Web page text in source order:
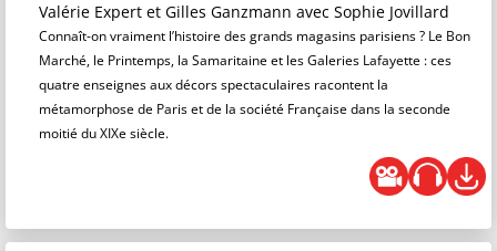
Valérie Expert et Gilles Ganzmann avec Sophie Jovillard
Connaît-on vraiment l’histoire des grands magasins parisiens ? Le Bon
Marché, le Printemps, la Samaritaine et les Galeries Lafayette : ces
quatre enseignes aux décors spectaculaires racontent la
métamorphose de Paris et de la société Française dans la seconde
moitié du XIXe siècle.